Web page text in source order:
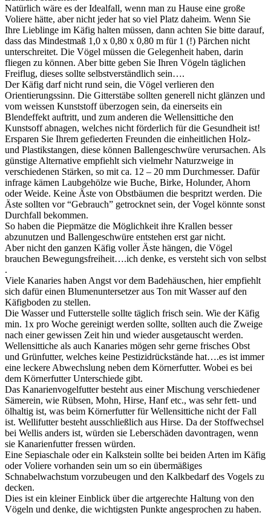
Natürlich wäre es der Idealfall, wenn man zu Hause eine große
Voliere hätte, aber nicht jeder hat so viel Platz daheim. Wenn Sie
Ihre Lieblinge im Käfig halten müssen, dann achten Sie bitte darauf,
dass das Mindestmaß 1,0 x 0,80 x 0,80 m für 1 (!) Pärchen nicht
unterschreitet. Die Vögel müssen die Gelegenheit haben, darin
fliegen zu können. Aber bitte geben Sie Ihren Vögeln täglichen
Freiflug, dieses sollte selbstverständlich sein….
Der Käfig darf nicht rund sein, die Vögel verlieren den
Orientierungssinn. Die Gitterstäbe sollten generell nicht glänzen und
vom weissen Kunststoff überzogen sein, da einerseits ein
Blendeffekt auftritt, und zum anderen die Wellensittiche den
Kunstsoff abnagen, welches nicht förderlich für die Gesundheit ist!
Ersparen Sie Ihrem gefiederten Freunden die einheitlichen Holz-
und Plastikstangen, diese können Ballengeschwüre verursachen. Als
günstige Alternative empfiehlt sich vielmehr Naturzweige in
verschiedenen Stärken, so mit ca. 12 – 20 mm Durchmesser. Dafür
infrage kämen Laubgehölze wie Buche, Birke, Holunder, Ahorn
oder Weide. Keine Äste von Obstbäumen die bespritzt werden. Die
Äste sollten vor “Gebrauch” getrocknet sein, der Vogel könnte sonst
Durchfall bekommen.
So haben die Piepmätze die Möglichkeit ihre Krallen besser
abzunutzen und Ballengeschwüre entstehen erst gar nicht.
Aber nicht den ganzen Käfig voller Äste hängen, die Vögel
brauchen Bewegungsfreiheit….ich denke, es versteht sich von selbst
.
Viele Kanaries haben Angst vor dem Badehäuschen, hier empfiehlt
sich dafür einen Blumenuntersetzer aus Ton mit Wasser auf den
Käfigboden zu stellen.
Die Wasser und Futterstelle sollte täglich frisch sein. Wie der Käfig
min. 1x pro Woche gereinigt werden sollte, sollten auch die Zweige
nach einer gewissen Zeit hin und wieder ausgetauscht werden.
Wellensittiche als auch Kanaries mögen sehr gerne frisches Obst
und Grünfutter, welches keine Pestizidrückstände hat….es ist immer
eine leckere Abwechslung neben dem Körnerfutter. Wobei es bei
dem Körnerfutter Unterschiede gibt.
Das Kanarienvogelfutter besteht aus einer Mischung verschiedener
Sämerein, wie Rübsen, Mohn, Hirse, Hanf etc., was sehr fett- und
ölhaltig ist, was beim Körnerfutter für Wellensittiche nicht der Fall
ist. Wellifutter besteht ausschließlich aus Hirse. Da der Stoffwechsel
bei Wellis anders ist, würden sie Leberschäden davontragen, wenn
sie Kanarienfutter fressen würden.
Eine Sepiaschale oder ein Kalkstein sollte bei beiden Arten im Käfig
oder Voliere vorhanden sein um so ein übermäßiges
Schnabelwachstum vorzubeugen und den Kalkbedarf des Vogels zu
decken.
Dies ist ein kleiner Einblick über die artgerechte Haltung von den
Vögeln und denke, die wichtigsten Punkte angesprochen zu haben.